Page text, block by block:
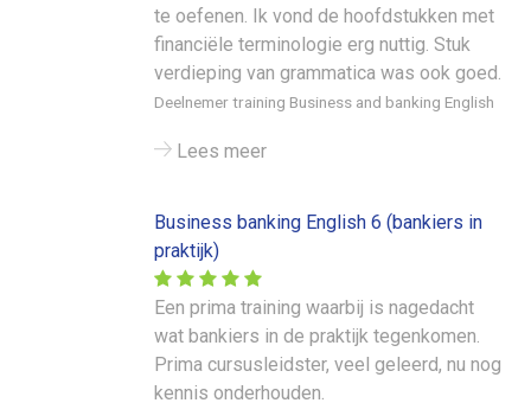
te oefenen. Ik vond de hoofdstukken met
financiële terminologie erg nuttig. Stuk
verdieping van grammatica was ook goed.
Deelnemer training Business and banking English
Lees meer
Business banking English 6 (bankiers in
praktijk)
Een prima training waarbij is nagedacht
wat bankiers in de praktijk tegenkomen.
Prima cursusleidster, veel geleerd, nu nog
kennis onderhouden.